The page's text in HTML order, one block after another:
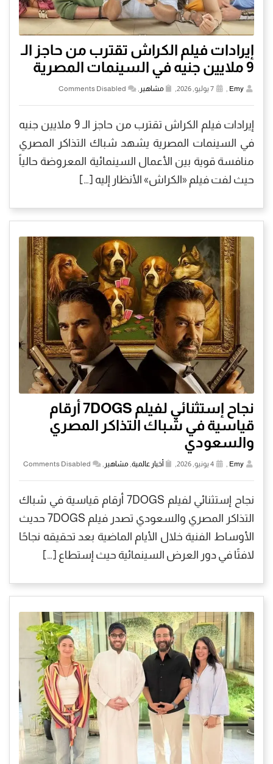
إيرادات فيلم الكراش تقترب من حاجز الـ
9 ملايين جنيه في السينمات المصرية
Emy
, مشاهير ,
Comments Disabled
إيرادات فيلم الكراش تقترب من حاجز الـ 9 ملايين جنيه
في السينمات المصرية يشهد شباك التذاكر المصري
منافسة قوية بين الأعمال السينمائية المعروضة حالياً
حيث لفت فيلم «الكراش» الأنظار إليه […]
نجاح إستثنائي لفيلم 7DOGS أرقام
قياسية في شباك التذاكر المصري
والسعودي
Emy
, أخبار عالمية, مشاهير ,
Comments Disabled
نجاح إستثنائي لفيلم 7DOGS أرقام قياسية في شباك
التذاكر المصري والسعودي تصدر فيلم 7DOGS حديث
الأوساط الفنية خلال الأيام الماضية بعد تحقيقه نجاحًا
لافتًا في دور العرض السينمائية حيث إستطاع […]